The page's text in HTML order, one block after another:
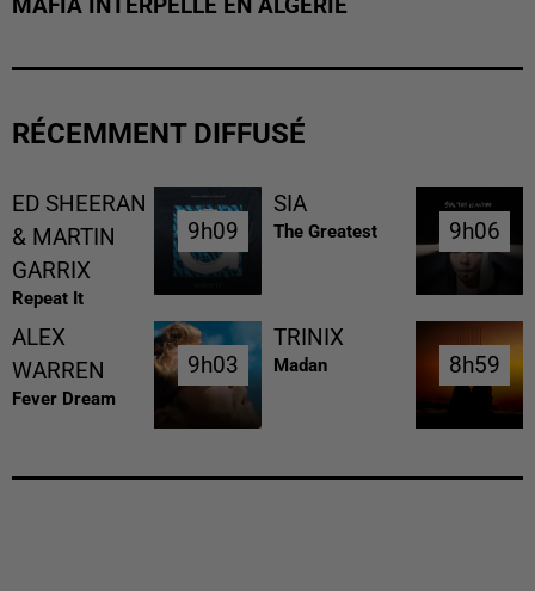
MAFIA INTERPELLÉ EN ALGÉRIE
RÉCEMMENT DIFFUSÉ
ED SHEERAN
& MARTIN
GARRIX
Repeat It
9h09
9h09
SIA
The Greatest 9h06
9h06
ALEX
WARREN
Fever Dream
9h03
9h03
TRINIX
Madan 8h59
8h59